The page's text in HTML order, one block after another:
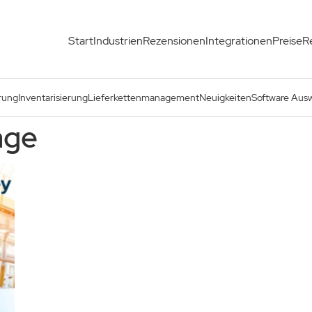
StartIndustrienRezensionenIntegrationenPreise
InventarisierungLieferkettenmanagementNeuigkeitenSoftware